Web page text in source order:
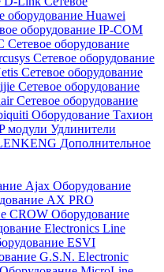
оборудование Huawei
оборудование IP-COM
Сетевое оборудование
Сетевое оборудование
Сетевое оборудование
Сетевое оборудование
Сетевое оборудование
Оборудование Тахион
модули Удлинители
Дополнительное
Ajax Оборудование
AX PRO
CROW Оборудование
Electronics Line
ESVI
G.S.N. Electronic